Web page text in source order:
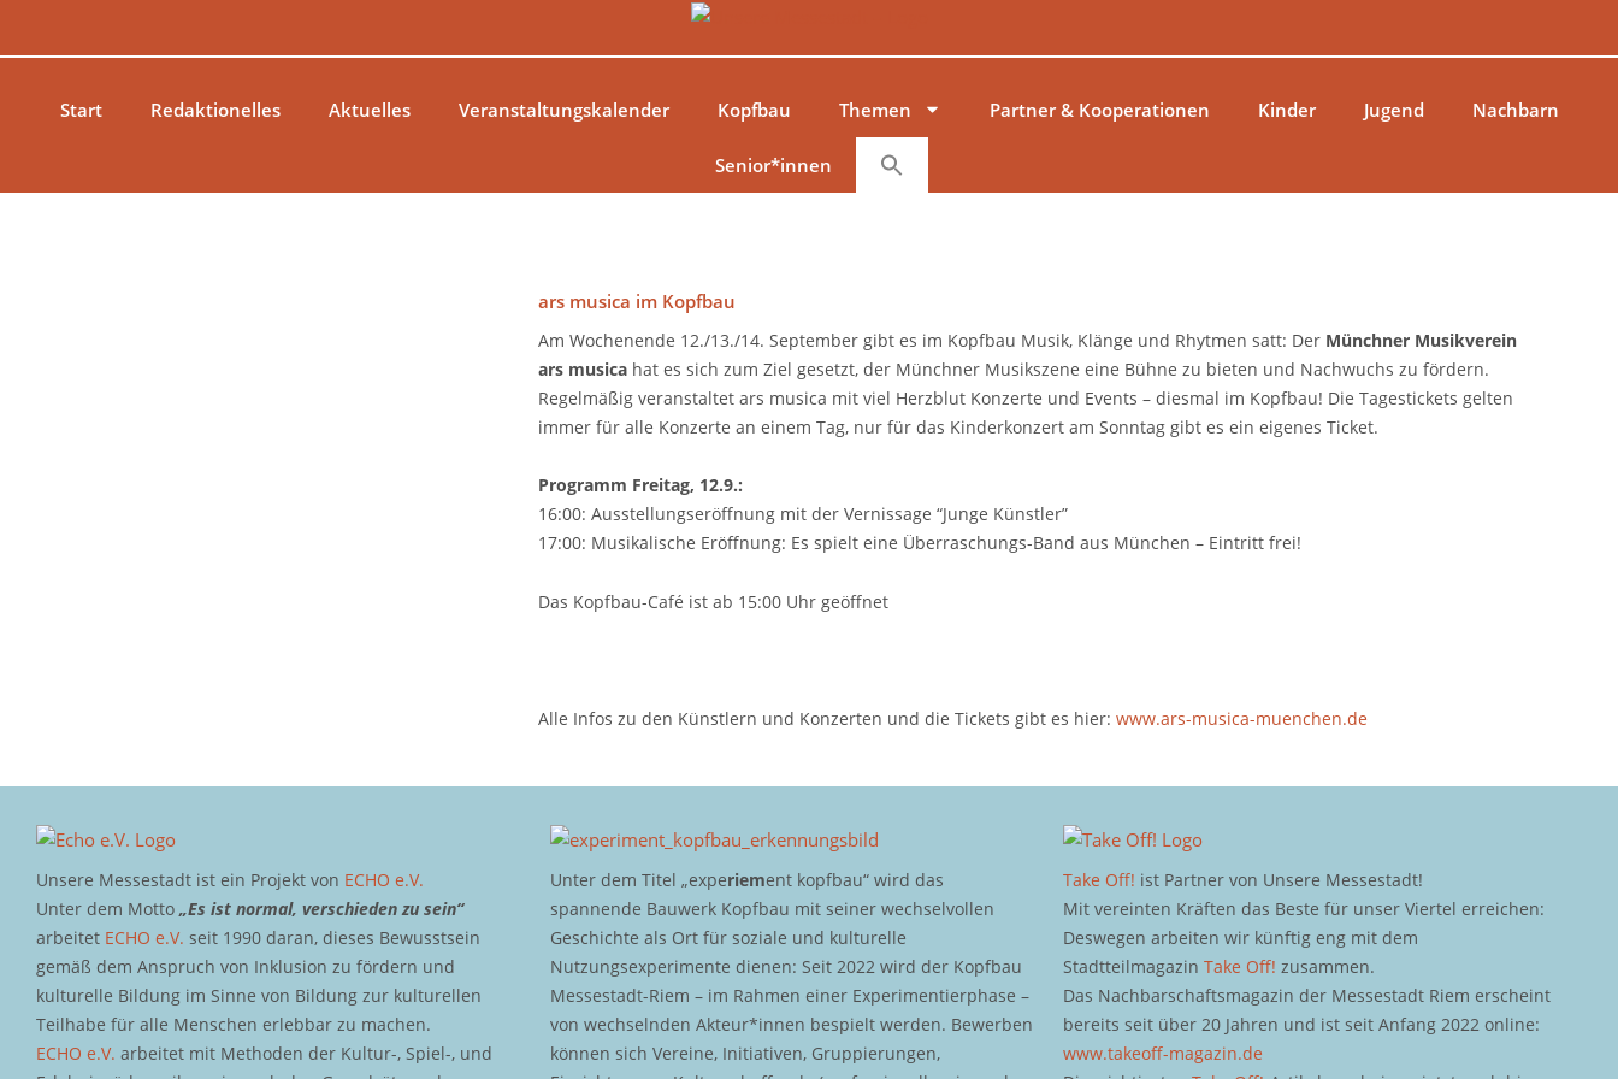
Start
Redaktionelles Aktuelles Veranstaltungskalender Kopfbau Themen Partner & Kooperationen Kinder Jugend Nachbarn
Senior*innen
ars musica im Kopfbau
Am Wochenende 12./13./14. September gibt es im Kopfbau Musik, Klänge und Rhytmen satt: Der Münchner Musikverein
ars musicahat es sich zum Ziel gesetzt, der Münchner Musikszene eine Bühne zu bieten und Nachwuchs zu fördern.
Regelmäßig veranstaltet ars musica mit viel Herzblut Konzerte und Events – diesmal im Kopfbau! Die Tagestickets gelten
immer für alle Konzerte an einem Tag, nur für das Kinderkonzert am Sonntag gibt es ein eigenes Ticket.
Programm Freitag, 12.9.:
16:00: Ausstellungseröffnung mit der Vernissage “Junge Künstler”
17:00: Musikalische Eröffnung: Es spielt eine Überraschungs-Band aus München – Eintritt frei!
Das Kopfbau-Café ist ab 15:00 Uhr geöffnet
Alle Infos zu den Künstlern und Konzerten und die Tickets gibt es hier: www.ars-musica-muenchen.de
Unsere Messestadt ist ein Projekt von ECHO e.V.
Unter dem Motto „Es ist normal, verschieden zu sein“
arbeitet ECHO e.V. seit 1990 daran, dieses Bewusstsein
gemäß dem Anspruch von Inklusion zu fördern und
kulturelle Bildung im Sinne von Bildung zur kulturellen
Teilhabe für alle Menschen erlebbar zu machen.
ECHO e.V. arbeitet mit Methoden der Kultur-, Spiel-, und
Unter dem Titel „experiement kopfbau“ wird das
spannende Bauwerk Kopfbau mit seiner wechselvollen
Geschichte als Ort für soziale und kulturelle
Nutzungsexperimente dienen: Seit 2022 wird der Kopfbau
Messestadt-Riem – im Rahmen einer Experimentierphase –
von wechselnden Akteur*innen bespielt werden. Bewerben
können sich Vereine, Initiativen, Gruppierungen,
Take Off! ist Partner von Unsere Messestadt!
Mit vereinten Kräften das Beste für unser Viertel erreichen:
Deswegen arbeiten wir künftig eng mit dem
StadtteilmagazinTake Off! zusammen.
Das Nachbarschaftsmagazin der Messestadt Riem erscheint
bereits seit über 20 Jahren und ist seit Anfang 2022 online:
www.takeoff-magazin.de